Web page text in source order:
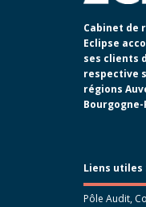
Cabinet de
Eclipse
ses clients
respective
régions
Liens utiles
Pôle Audit,